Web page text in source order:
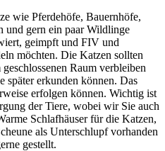
wie Pferdehöfe, Bauernhöfe,
und gern ein paar Wildlinge
geimpft und FIV und
möchten. Die Katzen sollten
Raum verbleiben
später erkunden können. Das
erfolgen können. Wichtig ist
der Tiere, wobei wir Sie auch
Schlafhäuser für die Katzen,
als Unterschlupf vorhanden
gestellt.